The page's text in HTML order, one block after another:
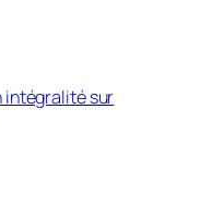
intégralité sur